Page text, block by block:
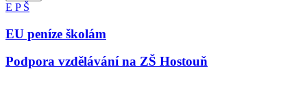
E P Š
EU peníze školám
Podpora vzdělávání na ZŠ Hostouň